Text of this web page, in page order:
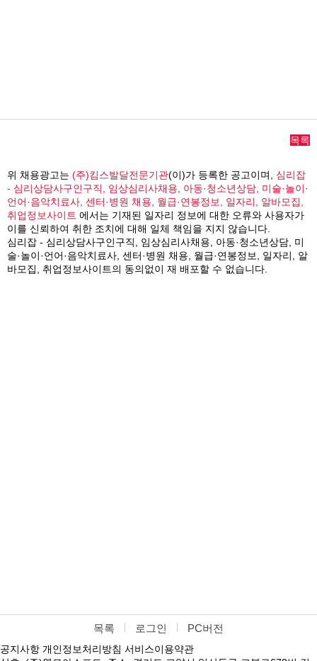
목록
위 채용광고는 (주)킴스발달전문기관(이)가 등록한 공고이며, 심리잡
- 심리상담사구인구직, 임상심리사채용, 아동·청소년상담, 미술·놀이·
언어·음악치료사, 센터·병원 채용, 월급·연봉정보, 일자리, 알바모집,
취업정보사이트 에서는 기재된 일자리 정보에 대한 오류와 사용자가
이를 신뢰하여 취한 조치에 대해 일체 책임을 지지 않습니다.
심리잡 - 심리상담사구인구직, 임상심리사채용, 아동·청소년상담, 미
술·놀이·언어·음악치료사, 센터·병원 채용, 월급·연봉정보, 일자리, 알
바모집, 취업정보사이트의 동의없이 재 배포할 수 없습니다.
목록 로그인 PC버전
공지사항 개인정보처리방침 서비스이용약관